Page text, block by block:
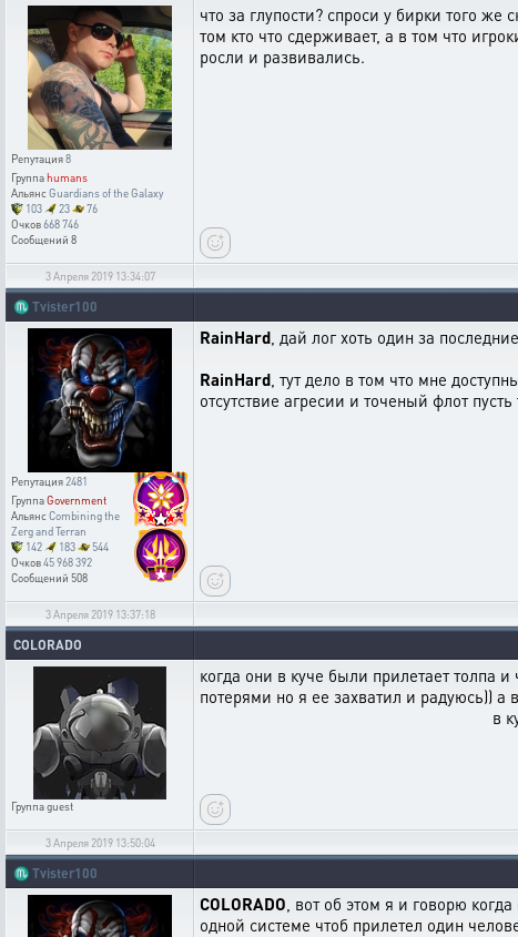
Репутация8
Группаhumans
АльянсGuardians of the Galaxy
103
23
76
Очков668 746
Сообщений 8
что за глупости? спроси у бирки того
том кто что сдерживает, а в том что
росли и развивались.
3 Апреля 2019 13:34:07
♏ Tvister100
Репутация2481
ГруппаGovernment
АльянсCombining the
Zerg and Terran
142
183
544
Очков45 968 392
Сообщений 508
RainHard, дай лог хоть один за
RainHard, тут дело в том что мне
отсутствие агресии и точеный флот
3 Апреля 2019 13:37:18
COLORADO
Группаguest
когда они в куче были прилетает толпа
потерями но я ее
в куче опс ки
3 Апреля 2019 13:50:04
♏ Tvister100
COLORADO, вот об этом я и говорю
одной системе чтоб прилетел один